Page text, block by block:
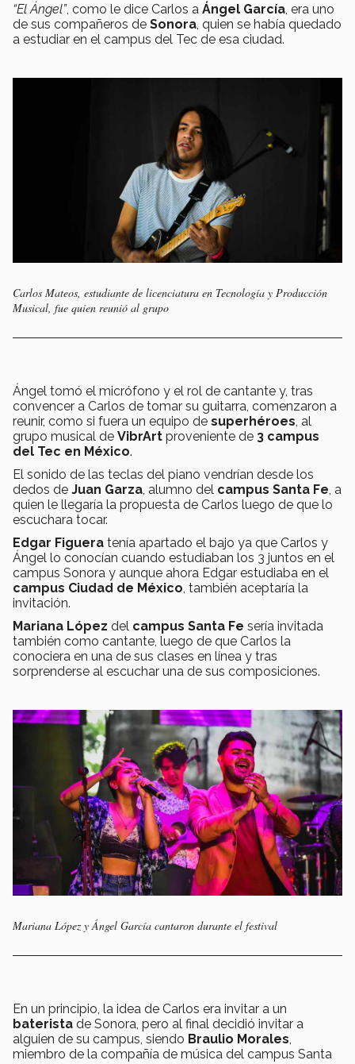
“El Ángel”, como le dice Carlos a Ángel García , era uno
de sus compañeros de Sonora , quien se había quedado
a estudiar en el campus del Tec de esa ciudad.
Carlos Mateos, estudiante de licenciatura en Tecnología y Producción
Musical, fue quien reunió al grupo
Ángel tomó el micrófono y el rol de cantante y, tras
convencer a Carlos de tomar su guitarra, comenzaron a
reunir, como si fuera un equipo de superhéroes, al
grupo musical de VibrArt proveniente de 3 campus
del Tec en México.
El sonido de las teclas del piano vendrían desde los
dedos de Juan Garza, alumno del campus Santa Fe, a
quien le llegaría la propuesta de Carlos luego de que lo
escuchara tocar.
Edgar Figuera tenía apartado el bajo ya que Carlos y
Ángel lo conocían cuando estudiaban los 3 juntos en el
campus Sonora y aunque ahora Edgar estudiaba en el
campus Ciudad de México, también aceptaría la
invitación.
Mariana López del campus Santa Fe sería invitada
también como cantante, luego de que Carlos la
conociera en una de sus clases en línea y tras
sorprenderse al escuchar una de sus composiciones.
Mariana López y Ángel García cantaron durante el festival
En un principio, la idea de Carlos era invitar a un
baterista de Sonora, pero al final decidió invitar a
alguien de su campus, siendo Braulio Morales,
miembro de la compañía de música del campus Santa